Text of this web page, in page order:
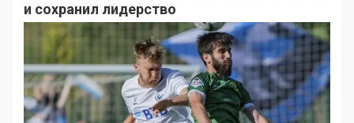
и сохранил лидерство